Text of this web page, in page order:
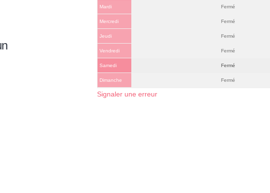
Mardi Fermé
Mercredi Fermé
Jeudi Fermé
Vendredi Fermé
Samedi Fermé
Dimanche Fermé
Signaler une erreur